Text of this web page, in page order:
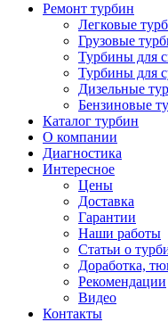
Ремонт турбин
Легковые
Грузовые
Турбины для
Турбины для
Дизельные
Бензиновые
Каталог турбин
О компании
Диагностика
Интересное
Цены
Доставка
Гарантии
Наши работы
Статьи о
Доработка,
Рекомендации
Видео
Контакты